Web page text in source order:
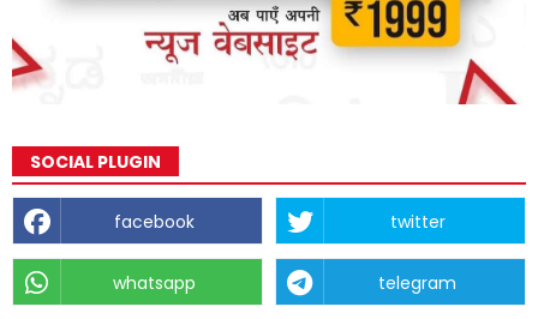
SOCIAL PLUGIN
facebook twitter
whatsapp telegram